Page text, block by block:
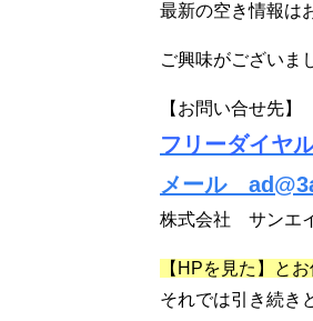
最新の空き情報は
ご興味がございま
【お問い合せ先】
フリーダイヤ
メール
株式会社 サン
【HPを見た】と
それでは引き続き